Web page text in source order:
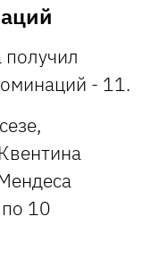
- 11.
10